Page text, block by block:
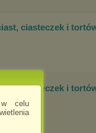
w celu
ciasteczek i
ciasteczek i